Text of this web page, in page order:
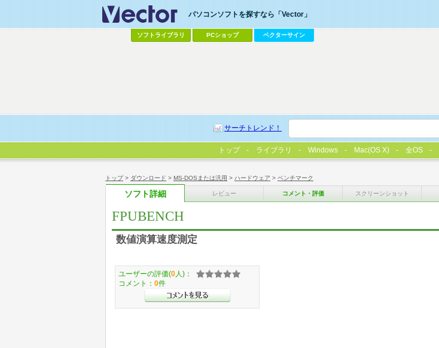
トップ> ダウンロード > MS-DOSまたは汎用 > ハードウェア > ベンチマーク
ソフト詳細 レビュー コメント・評価 スクリーンショット
FPUBENCH
数値演算速度測定
ユーザーの評価(0 人)：
コメント： 0件
パソコンソフトを探すなら「Vector」
ソフトライブラリ PCショップ ベクターサイン
サーチトレンド！
トップ ライブラリ Windows Mac(OS X) 全OS